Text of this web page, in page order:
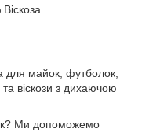
майок, футболок,
віскози з дихаючою
Ми допоможемо